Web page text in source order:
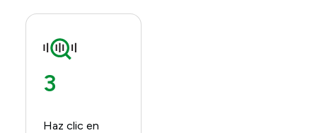
3
Haz clic en